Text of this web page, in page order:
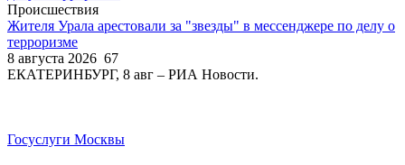
Происшествия
Жителя Урала арестовали за "звезды" в мессенджере по делу о
терроризме
8 августа 2026 67
ЕКАТЕРИНБУРГ, 8 авг – РИА Новости.
Госуслуги Москвы